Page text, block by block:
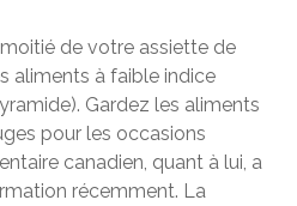
de votre assiette de
aliments à faible indice
Gardez les aliments
pour les occasions
canadien, quant à lui, a
récemment. La